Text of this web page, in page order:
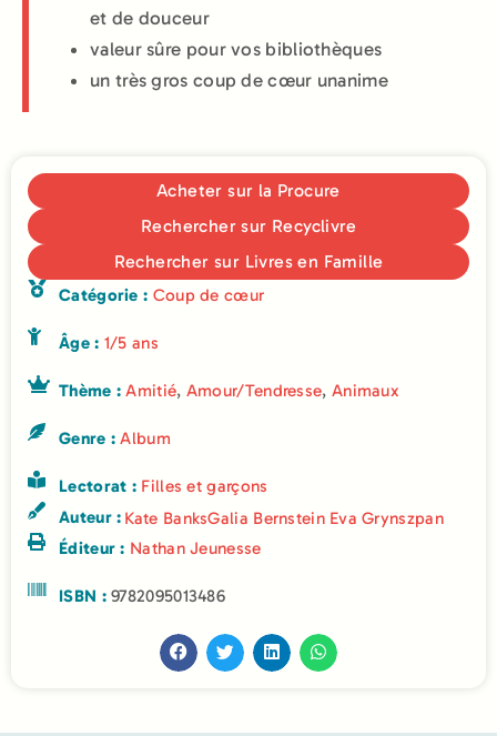
et de douceur
valeur sûre pour vos bibliothèques
un très gros coup de cœur unanime
Acheter sur la Procure
Rechercher sur Recyclivre
Rechercher sur Livres en Famille
Catégorie : Coup de cœur
Âge : 1/5 ans
Thème :Amitié, Amour/Tendresse, Animaux
Genre :Album
Lectorat : Filles et garçons
Auteur : Kate BanksGalia Bernstein Eva Grynszpan
Éditeur : Nathan Jeunesse
ISBN :9782095013486